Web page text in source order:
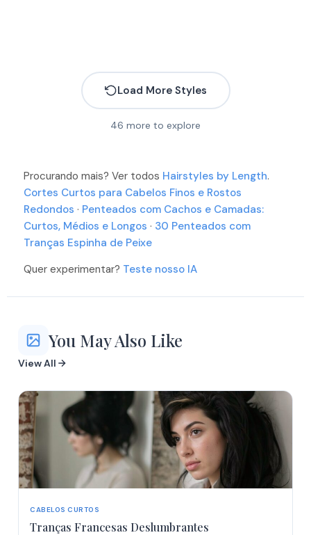
More
More
More
More
More
More
More
More
More
More
More
More
Load More Styles
46 more to explore
Procurando mais? Ver todos Hairstyles by Length.
Cortes Curtos para Cabelos Finos e Rostos
Redondos · Penteados com Cachos e Camadas:
Curtos, Médios e Longos · 30 Penteados com
Tranças Espinha de Peixe
Quer experimentar? Teste nosso IA
You May Also Like
View All
CABELOS CURTOS
Tranças Francesas Deslumbrantes